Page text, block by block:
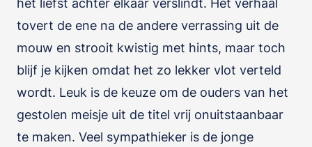
het liefst achter elkaar verslindt. Het verhaal
tovert de ene na de andere verrassing uit de
mouw en strooit kwistig met hints, maar toch
blijf je kijken omdat het zo lekker vlot verteld
wordt. Leuk is de keuze om de ouders van het
gestolen meisje uit de titel vrij onuitstaanbaar
te maken. Veel sympathieker is de jonge